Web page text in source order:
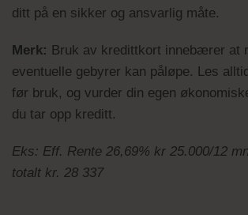
ditt på en sikker og ansvarlig måte.
Merk: Bruk av kredittkort innebærer at
eventuelle gebyrer kan påløpe. Les
før bruk, og vurder din egen
du tar opp kreditt.
Eks: Eff. Rente 26,69% kr 25.000/12
totalt kr. 28 337